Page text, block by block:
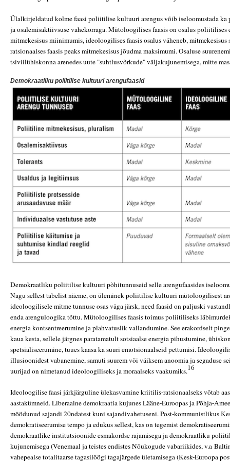
Ülalkirjeldatud kolme faasi poliitilise kultuuri arengus võib iseloomustada ka
ja osalemisaktiivsuse vahekorraga. Mütoloogilises faasis on osalus poliitilises
mitmekesisus miinimumis, ideoloogilises faasis osalus väheneb,
ratsionaalses faasis peaks mitmekesisus jõudma maksimumi. Osaluse
tsiviilühiskonna arenedes uute "suhtlusvõrkude" väljakujunemisega, mitte
Demokraatliku poliitilise kultuuri arengufaasid
Demokraatliku poliitilise kultuuri põhitunnuseid selle arengufaasides
Nagu sellest tabelist näeme, on üleminek poliitilise kultuuri mütoloogilisest
ideoloogilisele mitme tunnuse osas väga järsk, need faasid on paljuski
enda arenguloogika tõttu. Mütoloogilises faasis toimus poliitiliseks
energia kontsentreerumine ja plahvatuslik vallandumine. See erakordselt
kaua kesta, sellele järgnes paratamatult sotsiaalse energia pihustumine,
spetsialiseerumine, tuues kaasa ka suuri emotsionaalseid pettumisi.
illusioonidest vabanemine, samuti suurem või väiksem anoomia ja segaduse
uurijad on nimetanud ideoloogiliseks ja moraalseks vaakumiks.16
Ideoloogilise faasi järkjärguline ülekasvamine kriitilis-ratsionaalseks võtab
aastakümneid. Liberaalne demokraatia kujunes Lääne-Euroopas ja Põhja-
möödunud sajandi 20ndatest kuni sajandivahetuseni. Post-kommunistlikus
demokratiseerumise tempo ja edukus sellest, kas on tegemist
demokraatlike institutsioonide esmakordse rajamisega ja demokraatliku
kujunemisega (Venemaal ja teistes endistes Nõukogude vabariikides, v.a
vahepealse totalitaarse tagasilöögi tagajärgede ületamisega (Kesk-Euroopa